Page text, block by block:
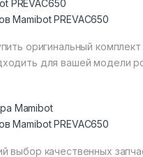
Mamibot PREVAC650
оригинальный
для вашей модели
Mamibot PREVAC650
выбор качественных